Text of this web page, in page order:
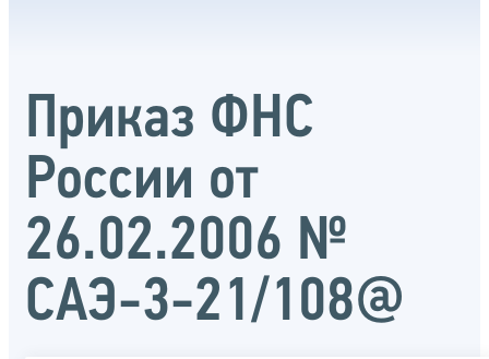
Приказ ФНС
России от
26.02.2006 №
САЭ-3-21/108@